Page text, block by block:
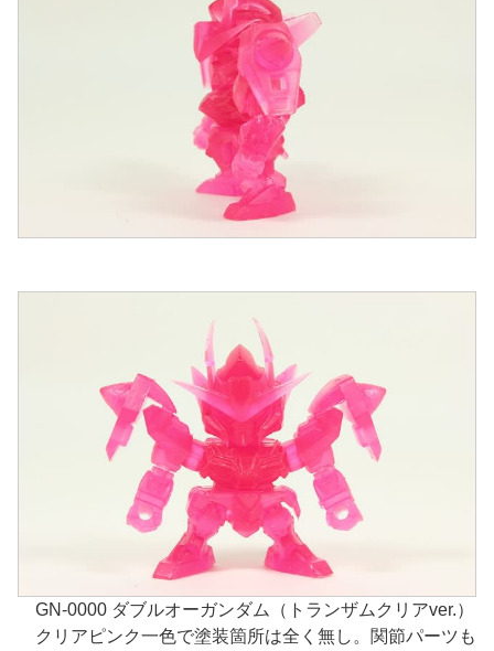
GN-0000 ダブルオーガンダム（トランザムクリアver.）
クリアピンク一色で塗装箇所は全く無し。関節パーツも